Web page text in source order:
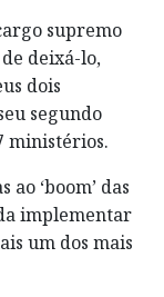
supremo
deixá-lo,
dois
segundo
ministérios.
‘boom’ das
implementar
um dos mais